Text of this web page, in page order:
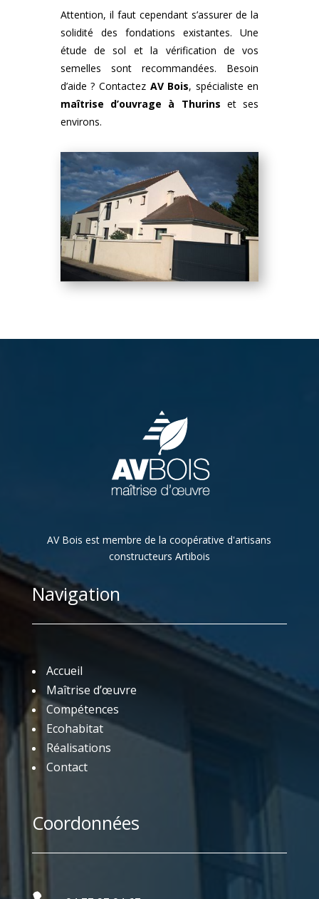
Attention, il faut cependant s’assurer de la
solidité des fondations existantes. Une
étude de sol et la vérification de vos
semelles sont recommandées. Besoin
d’aide ? Contactez AV Bois, spécialiste en
maîtrise d’ouvrage à Thurins et ses
environs.
AV Bois est membre de la coopérative d'artisans
constructeurs Artibois
Navigation
Accueil
Maîtrise d’œuvre
Compétences
Ecohabitat
Réalisations
Contact
Coordonnées